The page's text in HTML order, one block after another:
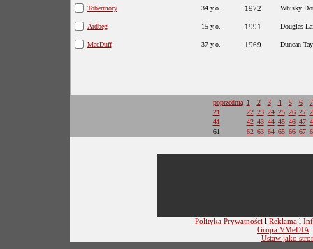
Tobermory 34 y.o. 1972 Whisky
Ardbeg 15 y.o. 1991 Douglas
MacDuff 37 y.o. 1969 Duncan
poprzednia 1 2 3 4 5 6
7
21
22 23 24 25 26 27
41
42 43 44 45 46 47
61
62 63 64 65 66 67
Polityka Prywatności l Reklamal
Grupa VMeDIA
Ustaw jako